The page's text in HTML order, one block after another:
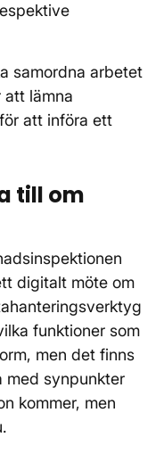
samordna arbetet
lämna
att införa ett
till om
digitalt möte om
funktioner som
men det finns
med synpunkter
kommer, men